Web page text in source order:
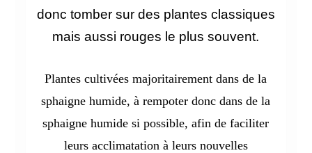
donc tomber sur des plantes classiques
mais aussi rouges le plus souvent.
Plantes cultivées majoritairement dans de la
sphaigne humide, à rempoter donc dans de la
sphaigne humide si possible, afin de faciliter
leurs acclimatation à leurs nouvelles